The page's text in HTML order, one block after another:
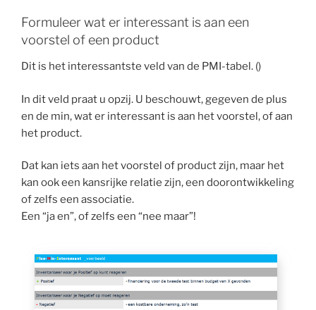
Formuleer wat er interessant is aan een
voorstel of een product
Dit is het interessantste veld van de PMI-tabel. ()
In dit veld praat u opzij. U beschouwt, gegeven de plus
en de min, wat er interessant is aan het voorstel, of aan
het product.
Dat kan iets aan het voorstel of product zijn, maar het
kan ook een kansrijke relatie zijn, een doorontwikkeling
of zelfs een associatie.
Een “ja en”, of zelfs een “nee maar”!